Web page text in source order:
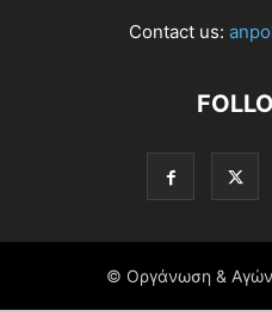
Contact us:
© Οργάνωση &